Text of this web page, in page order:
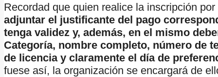
Recordad que quien realice la inscripción
adjuntar el justificante del pago
tenga validez y, además, en el mismo
Categoría, nombre completo, número de
de licencia y claramente el día de
fuese así, la organización se encargará de